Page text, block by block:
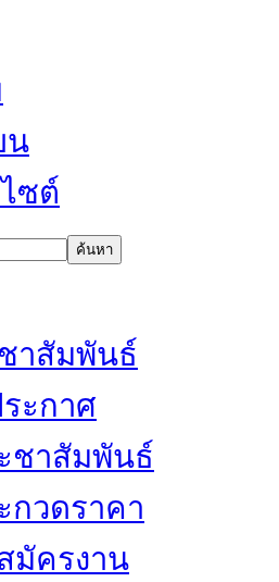
น
ซต์
าสัมพันธ์
ะกาศ
ชาสัมพันธ์
กวดราคา
มัครงาน